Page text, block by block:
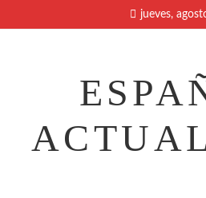
jueves,